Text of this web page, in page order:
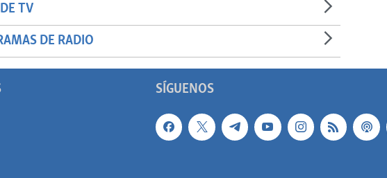
TV
DE RADIO
SÍGUENOS